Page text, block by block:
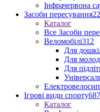
Інфрачервона
Засоби пересування
Каталог
Все Засоби
Веломобілі312
Для
Для
Для
Ігрові види спорту687
Каталог